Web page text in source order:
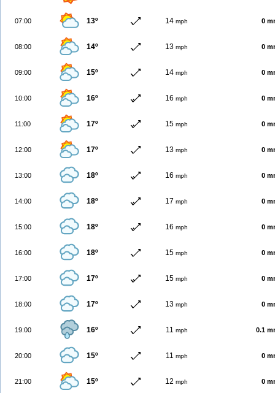
07:00 13º 14 mph 0
08:00 14º 13 mph 0
09:00 15º 14 mph 0
10:00 16º 16 mph 0
11:00 17º 15 mph 0
12:00 17º 13 mph 0
13:00 18º 16 mph 0
14:00 18º 17 mph 0
15:00 18º 16 mph 0
16:00 18º 15 mph 0
17:00 17º 15 mph 0
18:00 17º 13 mph 0
19:00 16º 11 mph 0.1
20:00 15º 11 mph 0
21:00 15º 12 mph 0